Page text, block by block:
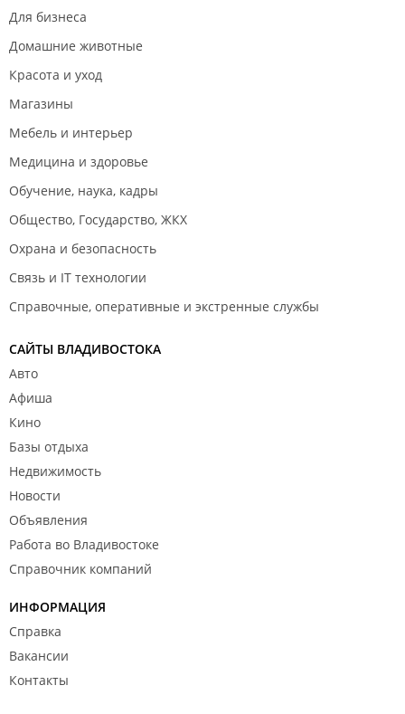
Для бизнеса
Домашние животные
Красота и уход
Магазины
Мебель и интерьер
Медицина и здоровье
Обучение, наука, кадры
Общество, Государство, ЖКХ
Охрана и безопасность
Связь и IT технологии
Справочные, оперативные и экстренные службы
САЙТЫ ВЛАДИВОСТОКА
Авто
Афиша
Кино
Базы отдыха
Недвижимость
Новости
Объявления
Работа во Владивостоке
Справочник компаний
ИНФОРМАЦИЯ
Справка
Вакансии
Контакты